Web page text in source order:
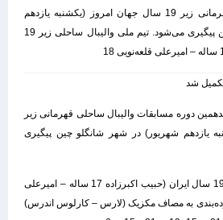
مسابقات والیبال ساحلی قهرمانی زیر 19 سال جهان امروز (یکشنبه یازدهم
شهریور) در شهر شانگلو چین پیگیری می‌‌شود. تیم ملی والیبال ساحلی زیر 19
شد
دوره مسابقات والیبال ساحلی قهرمانی زیر
یازدهم شهریور) در شهر شانگلو چین پیگیری
تیم ملی والیبال ساحلی زیر 19 سال ایران (حبیب اکبرزاده 17 ساله – امیرعلی
دیدار رده‌بندی به مصاف مکزیک (لارس – کارلوس اندرس)